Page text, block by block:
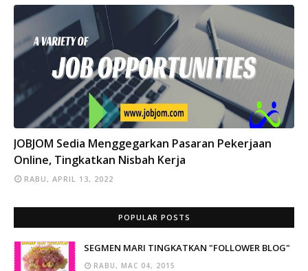
INFO
JOBJOM Sedia Menggegarkan Pasaran Pekerjaan
Online, Tingkatkan Nisbah Kerja
RABU, APRIL 13, 2022
POPULAR POSTS
SEGMEN MARI TINGKATKAN "FOLLOWER BLOG"
RABU, MAC 04, 2015